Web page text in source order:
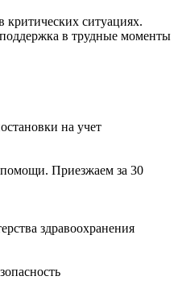
критических ситуациях.
в трудные моменты
на учет
Приезжаем за 30
здравоохранения